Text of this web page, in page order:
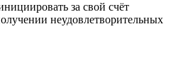
за свой счёт
неудовлетворительных